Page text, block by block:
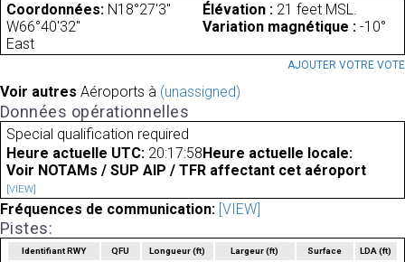
Coordonnées: N18°27'3"
W66°40'32"
Élévation : 21 feet MSL.
Variation magnétique : -10°
East
AJOUTER VOTRE VOTE
Voir autres Aéroports à (unassigned)
Données opérationnelles
Special qualification required
Heure actuelle UTC: 20:17:58 Heure actuelle locale:
Voir NOTAMs / SUP AIP / TFR affectant cet aéroport
[VIEW]
Fréquences de communication: [VIEW]
Pistes:
Identifiant RWY QFU Longueur(ft) Largeur(ft) Surface LDA(ft)